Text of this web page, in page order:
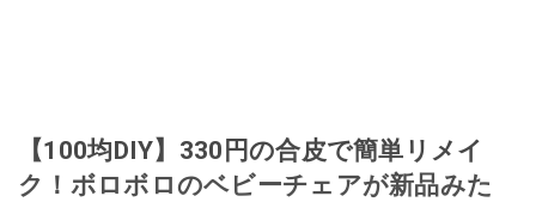
【100均DIY】330円の合皮で簡単リメイ
ク！ボロボロのベビーチェアが新品みた